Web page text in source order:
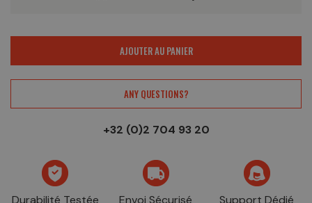
AJOUTER AU PANIER
ANY QUESTIONS?
+32 (0)2 704 93 20
Durabilité Testée Envoi Sécurisé Support Dédié